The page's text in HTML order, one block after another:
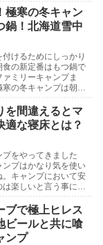
極寒の冬キャン
鍋！北海道雪中
けるためにしっかり
の新定番はもつ鍋で
ミリーキャンプま
の冬キャンプは朝か
を間違えるとマ
適な寝床とは？
をやってきました
プはかなり気を使い
。キャンプにおいて安
楽しいと言う事にも
ブで極上ヒレス
ビールと共に喰
ンプ